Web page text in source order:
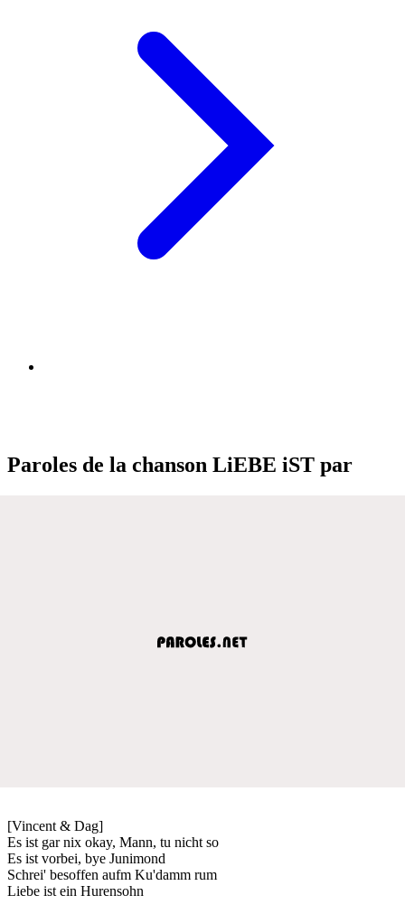
Paroles de la chanson LiEBE iST par
[Vincent & Dag]
Es ist gar nix okay, Mann, tu nicht so
Es ist vorbei, bye Junimond
Schrei' besoffen aufm Ku'damm rum
Liebe ist ein Hurensohn